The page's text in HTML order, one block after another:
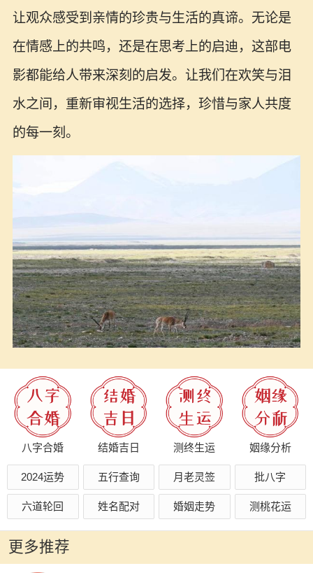
让观众感受到亲情的珍贵与生活的真谛。无论是
在情感上的共鸣，还是在思考上的启迪，这部电
影都能给人带来深刻的启发。让我们在欢笑与泪
水之间，重新审视生活的选择，珍惜与家人共度
的每一刻。
八字合婚 结婚吉日 测终生运 姻缘分析
2024运势 五行查询 月老灵签 批八字
六道轮回 姓名配对 婚姻走势 测桃花运
更多推荐